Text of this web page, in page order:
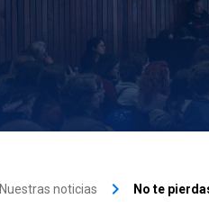
Nuestras noticias keyboard_arrow_right No te